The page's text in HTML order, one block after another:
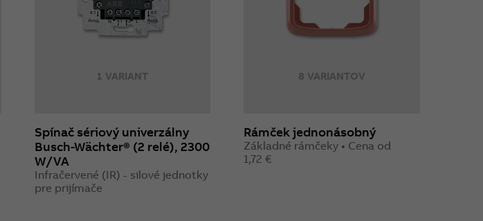
1 VARIANT
Spínač sériový univerzálny
Busch-Wächter® (2 relé), 2300
W/VA
Infračervené (IR) - silové jednotky
pre prijímače
8 VARIANTOV
Rámček jednonásobný
Základné rámčeky • Cena od
1,72 €